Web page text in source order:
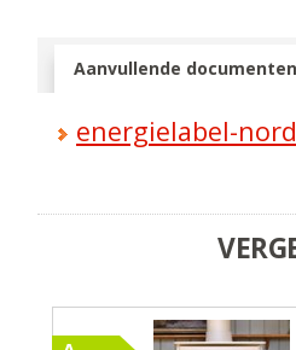
Aanvullende documenten
energielabel-